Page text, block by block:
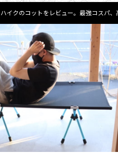
イクのコットをレビュー。最強コスパ